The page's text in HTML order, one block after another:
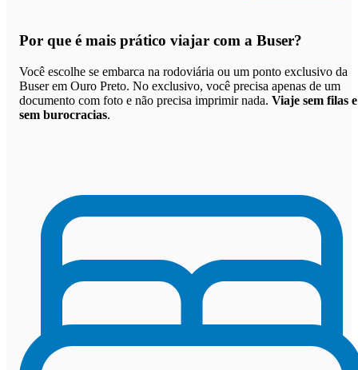
Por que é mais prático viajar com a Buser?
Você escolhe se embarca na rodoviária ou um ponto exclusivo da
Buser em Ouro Preto. No exclusivo, você precisa apenas de um
documento com foto e não precisa imprimir nada. Viaje sem filas e
sem burocracias.